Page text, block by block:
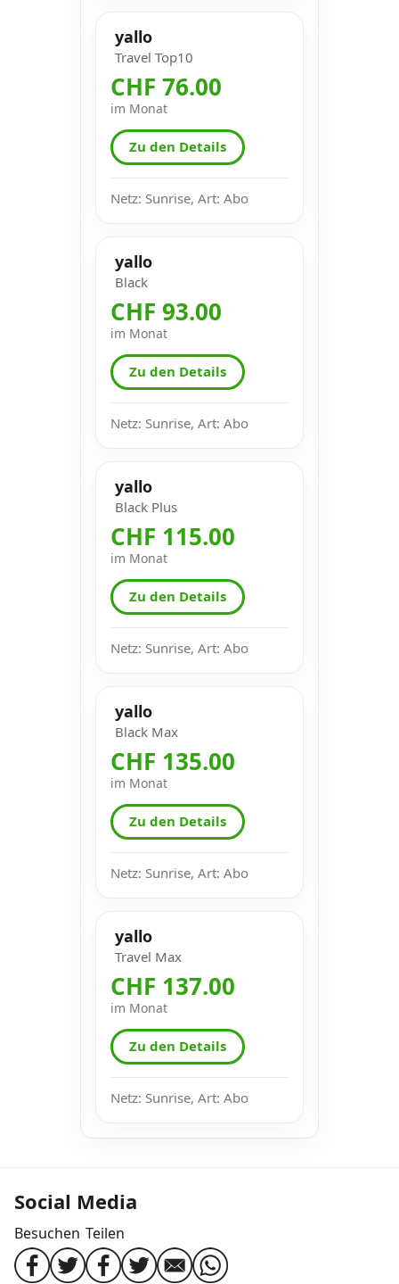
yallo
Travel Top10
CHF 76.00
im Monat
Zu den Details
Netz: Sunrise, Art: Abo
yallo
Black
CHF 93.00
im Monat
Zu den Details
Netz: Sunrise, Art: Abo
yallo
Black Plus
CHF 115.00
im Monat
Zu den Details
Netz: Sunrise, Art: Abo
yallo
Black Max
CHF 135.00
im Monat
Zu den Details
Netz: Sunrise, Art: Abo
yallo
Travel Max
CHF 137.00
im Monat
Zu den Details
Netz: Sunrise, Art: Abo
Social Media
Besuchen Teilen